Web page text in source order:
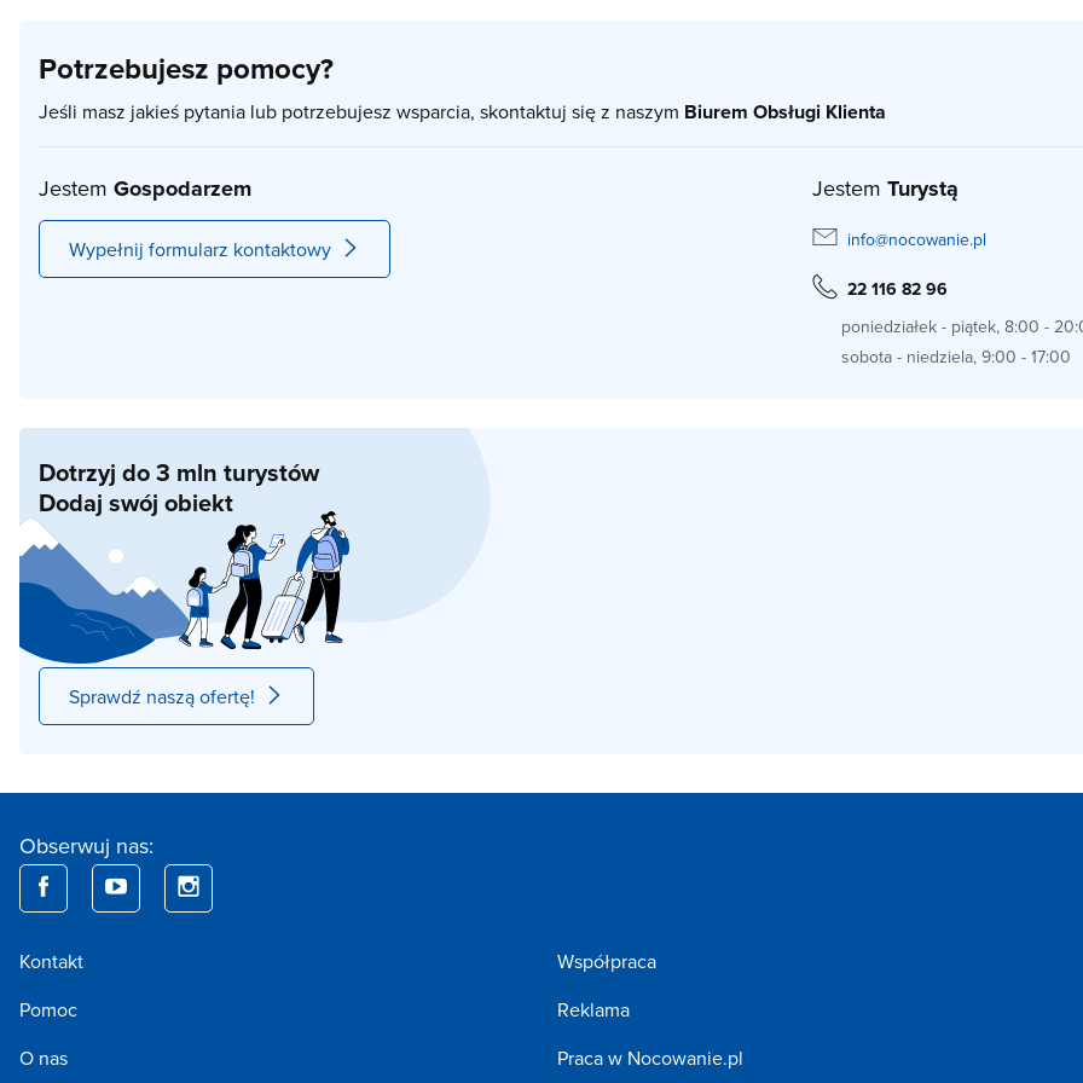
Potrzebujesz pomocy?
Jeśli masz jakieś pytania lub potrzebujesz wsparcia, skontaktuj się z naszym Biurem Obsługi Klienta
Jestem Gospodarzem
Wypełnij formularz kontaktowy
Jestem Turystą
info@nocowanie.pl
22 116 82 96
poniedziałek - piątek, 8:00 -
sobota - niedziela, 9:00 - 17:00
Dotrzyj do 3 mln turystów
Dodaj swój obiekt
Sprawdź naszą ofertę!
Obserwuj nas:
Kontakt
Pomoc
O nas
Współpraca
Reklama
Praca w Nocowanie.pl